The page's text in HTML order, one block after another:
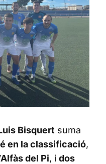
Bisquert suma
en la classificació,
del Pi, i dos